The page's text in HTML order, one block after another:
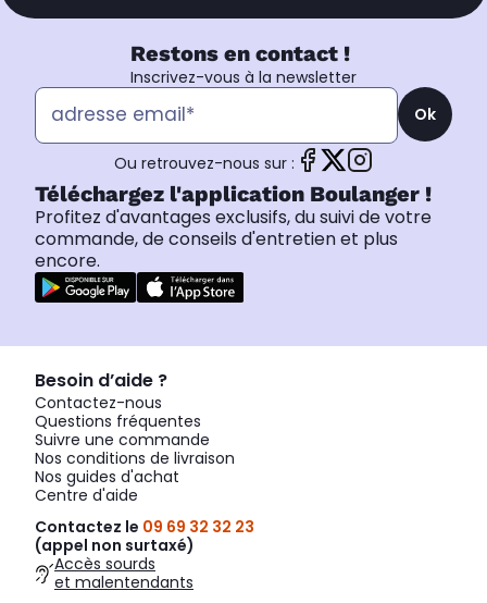
Restons en contact !
Inscrivez-vous à la newsletter
Ok
Ou retrouvez-nous sur :
Téléchargez l'application Boulanger !
Profitez d'avantages exclusifs, du suivi de votre
commande, de conseils d'entretien et plus
encore.
Besoin d’aide ?
Contactez-nous
Questions fréquentes
Suivre une commande
Nos conditions de livraison
Nos guides d'achat
Centre d'aide
Contactez le 09 69 32 32 23
(appel non surtaxé)
Accès sourds
et malentendants